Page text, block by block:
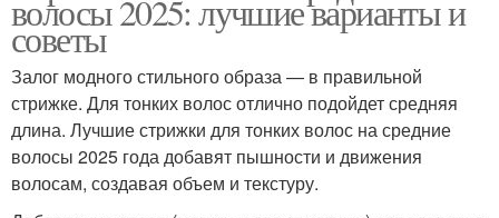
волосы 2025: лучшие варианты и
советы
Залог модного стильного образа — в правильной
стрижке. Для тонких волос отлично подойдет средняя
длина. Лучшие стрижки для тонких волос на средние
волосы 2025 года добавят пышности и движения
волосам, создавая объем и текстуру.